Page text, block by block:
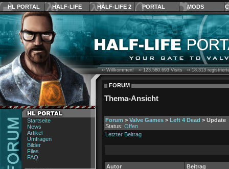
HL PORTAL HALF-LIFE HALF-LIFE 2 PORTAL MODS
Startseite
News
Artikel
Umfragen
Bilder
Files
FAQ
›› Willkommen! ››123.580.693Visits ››18.313
FORUM
Thema-Ansicht
Forum > Valve Games > Left 4 Dead > Update
Status: Offen
Letzter Beitrag
Autor Beitrag